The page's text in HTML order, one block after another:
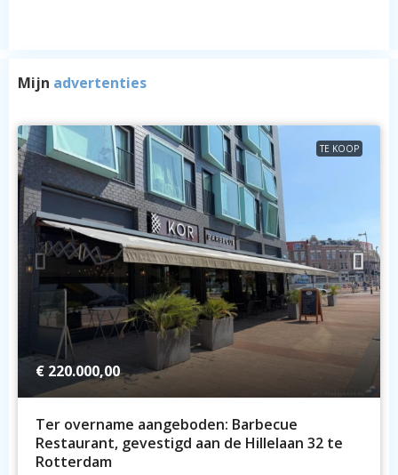
Mijn advertenties
TE KOOP
€ 220.000,00
Ter overname aangeboden: Barbecue
Restaurant, gevestigd aan de Hillelaan 32 te
Rotterdam